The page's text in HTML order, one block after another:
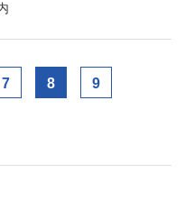
7 8 9